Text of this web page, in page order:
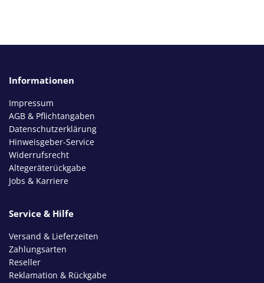
Informationen
Impressum
AGB & Pflichtangaben
Datenschutzerklärung
Hinweisgeber-Service
Widerrufsrecht
Altegeräterückgabe
Jobs & Karriere
Service & Hilfe
Versand & Lieferzeiten
Zahlungsarten
Reseller
Reklamation & Rückgabe